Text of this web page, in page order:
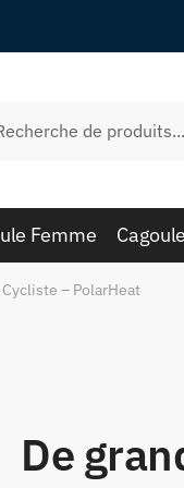
Femme
Cycliste – PolarHeat
De